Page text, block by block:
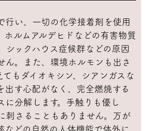
行い、一切の化学接着剤を使用
ホルムアルデヒドなどの有害物質
シックハウス症候群などの原因
ん。また、環境ホルモンも出さ
てもダイオキシン、シアンガスな
出す心配がなく、完全燃焼する
に分解します。手触りも優し
刺さることもありません。万が
などの自然の人体機能で体外に